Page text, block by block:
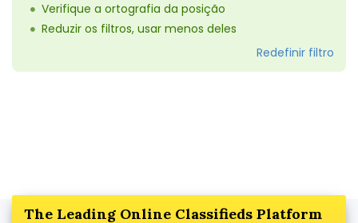
Verifique a ortografia da posição
Reduzir os filtros, usar menos deles
Redefinir filtro
The Leading Online Classifieds Platform